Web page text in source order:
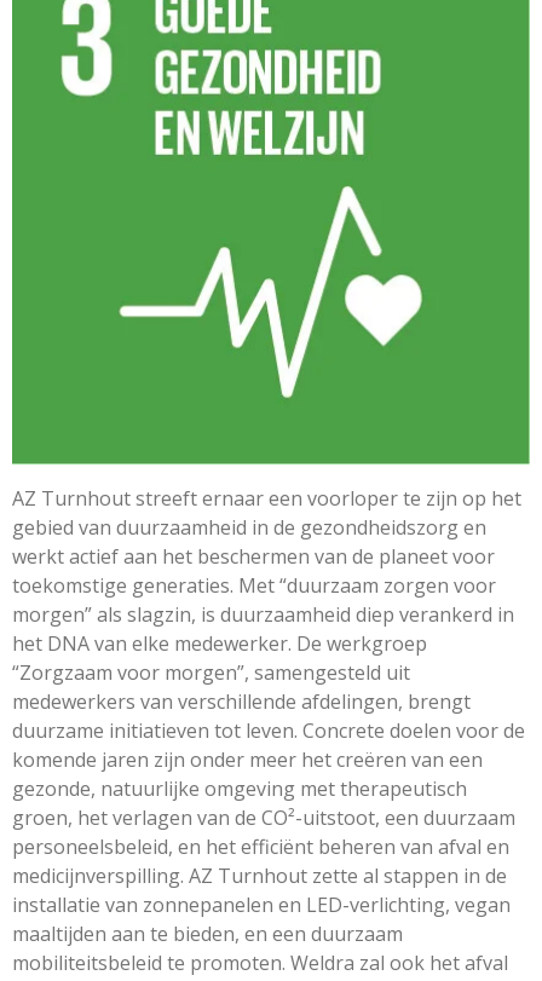
AZ Turnhout streeft ernaar een voorloper te zijn op het
gebied van duurzaamheid in de gezondheidszorg en
werkt actief aan het beschermen van de planeet voor
toekomstige generaties. Met “duurzaam zorgen voor
morgen” als slagzin, is duurzaamheid diep verankerd in
het DNA van elke medewerker. De werkgroep
“Zorgzaam voor morgen”, samengesteld uit
medewerkers van verschillende afdelingen, brengt
duurzame initiatieven tot leven. Concrete doelen voor de
komende jaren zijn onder meer het creëren van een
gezonde, natuurlijke omgeving met therapeutisch
groen, het verlagen van de CO²-uitstoot, een duurzaam
personeelsbeleid, en het efficiënt beheren van afval en
medicijnverspilling. AZ Turnhout zette al stappen in de
installatie van zonnepanelen en LED-verlichting, vegan
maaltijden aan te bieden, en een duurzaam
mobiliteitsbeleid te promoten. Weldra zal ook het afval